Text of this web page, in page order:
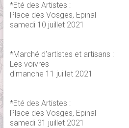
*Eté des Artistes :
Place des Vosges, Epinal
samedi 10 juillet 2021
*Marché d'artistes et artisans :
Les voivres
dimanche 11 juillet 2021
*Eté des Artistes :
Place des Vosges, Epinal
samedi 31 juillet 2021